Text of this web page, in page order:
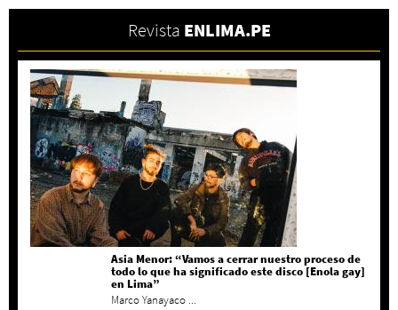
Revista ENLIMA.PE
Asia Menor: “Vamos a cerrar nuestro proceso de
todo lo que ha significado este disco [Enola gay]
en Lima”
Marco Yanayaco ...